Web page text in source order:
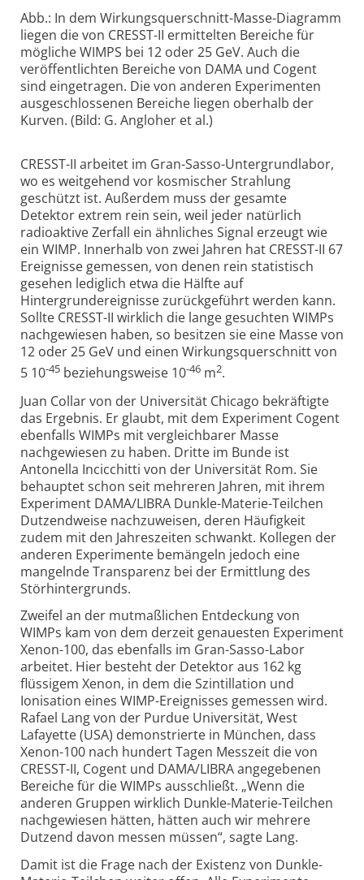
Abb.: In dem Wirkungsquerschnitt-Masse-Diagramm
liegen die von CRESST-II ermittelten Bereiche für
mögliche WIMPS bei 12 oder 25 GeV. Auch die
veröffentlichten Bereiche von DAMA und Cogent
sind eingetragen. Die von anderen Experimenten
ausgeschlossenen Bereiche liegen oberhalb der
Kurven. (Bild: G. Angloher et al.)
CRESST-II arbeitet im Gran-Sasso-Untergrundlabor,
wo es weitgehend vor kosmischer Strahlung
geschützt ist. Außerdem muss der gesamte
Detektor extrem rein sein, weil jeder natürlich
radioaktive Zerfall ein ähnliches Signal erzeugt wie
ein WIMP. Innerhalb von zwei Jahren hat CRESST-II 67
Ereignisse gemessen, von denen rein statistisch
gesehen lediglich etwa die Hälfte auf
Hintergrundereignisse zurückgeführt werden kann.
Sollte CRESST-II wirklich die lange gesuchten WIMPs
nachgewiesen haben, so besitzen sie eine Masse von
12 oder 25 GeV und einen Wirkungsquerschnitt von
5 10-45 beziehungsweise 10-46 m2.
Juan Collar von der Universität Chicago bekräftigte
das Ergebnis. Er glaubt, mit dem Experiment Cogent
ebenfalls WIMPs mit vergleichbarer Masse
nachgewiesen zu haben. Dritte im Bunde ist
Antonella Incicchitti von der Universität Rom. Sie
behauptet schon seit mehreren Jahren, mit ihrem
Experiment DAMA/LIBRA Dunkle-Materie-Teilchen
Dutzendweise nachzuweisen, deren Häufigkeit
zudem mit den Jahreszeiten schwankt. Kollegen der
anderen Experimente bemängeln jedoch eine
mangelnde Transparenz bei der Ermittlung des
Störhintergrunds.
Zweifel an der mutmaßlichen Entdeckung von
WIMPs kam von dem derzeit genauesten Experiment
Xenon-100, das ebenfalls im Gran-Sasso-Labor
arbeitet. Hier besteht der Detektor aus 162 kg
flüssigem Xenon, in dem die Szintillation und
Ionisation eines WIMP-Ereignisses gemessen wird.
Rafael Lang von der Purdue Universität, West
Lafayette (USA) demonstrierte in München, dass
Xenon-100 nach hundert Tagen Messzeit die von
CRESST-II, Cogent und DAMA/LIBRA angegebenen
Bereiche für die WIMPs ausschließt. „Wenn die
anderen Gruppen wirklich Dunkle-Materie-Teilchen
nachgewiesen hätten, hätten auch wir mehrere
Dutzend davon messen müssen“, sagte Lang.
Damit ist die Frage nach der Existenz von Dunkle-